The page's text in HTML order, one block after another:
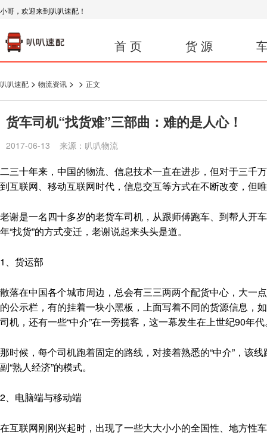
小哥，欢迎来到叭叭速配！
首 页 货 源
叭叭速配 > 物流资讯 > > 正文
货车司机“找货难”三部曲：难的是人心！
2017-06-13 来源：叭叭物流
二三十年来，中国的物流、信息技术一直在进步，但对于三千
到互联网、移动互联网时代，信息交互等方式在不断改变，但
老谢是一名四十多岁的老货车司机，从跟师傅跑车、到帮人开
年“找货”的方式变迁，老谢说起来头头是道。
1、货运部
散落在中国各个城市周边，总会有三三两两个配货中心，大一
的公示栏，有的挂着一块小黑板，上面写着不同的货源信息，
司机，还有一些“中介”在一旁揽客，这一幕发生在上世纪90年
那时候，每个司机跑着固定的路线，对接着熟悉的“中介”，该
副“熟人经济”的模式。
2、电脑端与移动端
在互联网刚刚兴起时，出现了一些大大小小的全国性、地方性